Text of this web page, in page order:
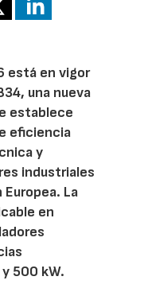
está en vigor
una nueva
establece
eficiencia
y
industriales
La
en
500 kW.